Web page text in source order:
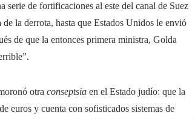
serie de fortificaciones al este del canal de Suez
la derrota, hasta que Estados Unidos le envió
de que la entonces primera ministra, Golda
otra conseptsia en el Estado judío: que la
euros y cuenta con sofisticados sistemas de